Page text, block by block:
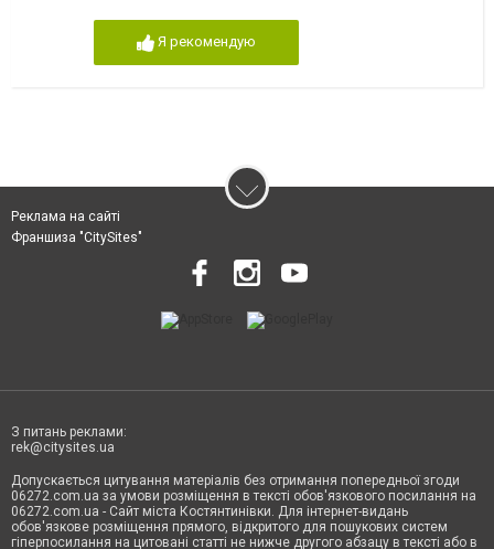
Я рекомендую
Реклама на сайті
Франшиза "CitySites"
З питань реклами:
rek@citysites.ua
Допускається цитування матеріалів без отримання попередньої згоди
06272.com.ua за умови розміщення в тексті обов'язкового посилання на
06272.com.ua - Сайт міста Костянтинівки. Для інтернет-видань
обов'язкове розміщення прямого, відкритого для пошукових систем
гіперпосилання на цитовані статті не нижче другого абзацу в тексті або в